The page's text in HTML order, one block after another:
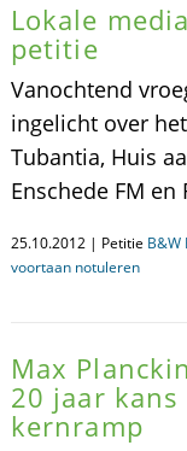
Lokale
petitie
Vanochtend
ingelicht over
Tubantia, Huis
Enschede FM en
25.10.2012 | Petitie B&W
voortaan notuleren
Max
20 jaar
kernramp